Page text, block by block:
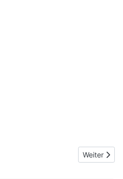
Nächster
Weiter